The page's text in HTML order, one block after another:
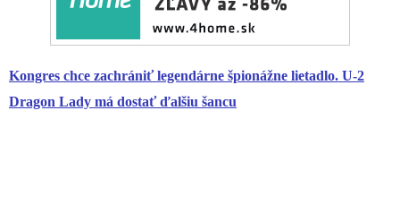
Kongres chce zachrániť legendárne špionážne lietadlo. U-2
Dragon Lady má dostať ďalšiu šancu